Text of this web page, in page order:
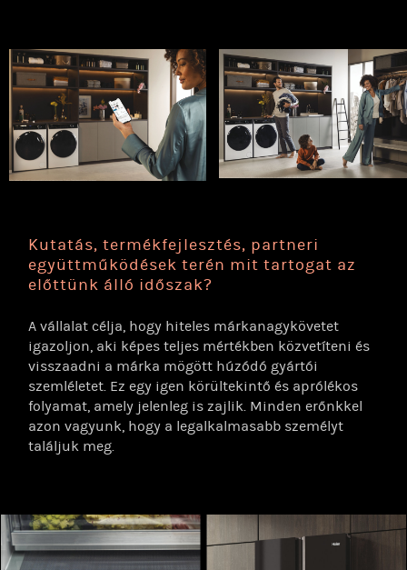
Kutatás, termékfejlesztés, partneri
együttműködések terén mit tartogat az
előttünk álló időszak?
A vállalat célja, hogy hiteles márkanagykövetet
igazoljon, aki képes teljes mértékben közvetíteni és
visszaadni a márka mögött húzódó gyártói
szemléletet. Ez egy igen körültekintő és aprólékos
folyamat, amely jelenleg is zajlik. Minden erőnkkel
azon vagyunk, hogy a legalkalmasabb személyt
találjuk meg.